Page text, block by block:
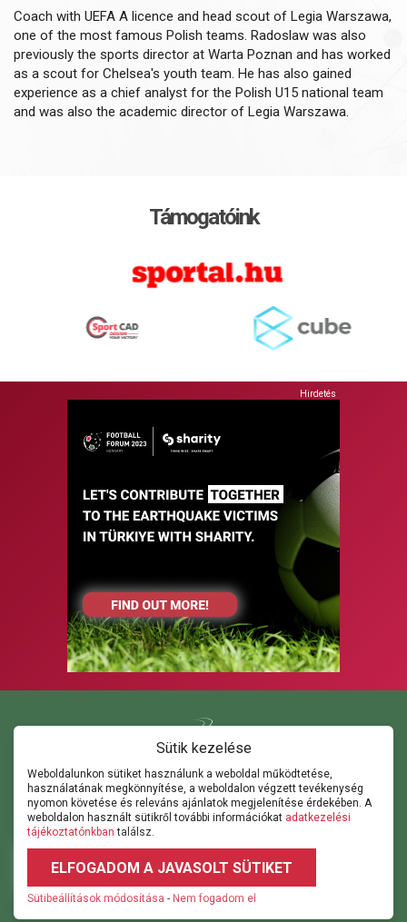
Coach with UEFA A licence and head scout of Legia Warszawa,
one of the most famous Polish teams. Radoslaw was also
previously the sports director at Warta Poznan and has worked
as a scout for Chelsea's youth team. He has also gained
experience as a chief analyst for the Polish U15 national team
and was also the academic director of Legia Warszawa.
Támogatóink
Hirdetés
Kapcsolat
ghorvath@thepathsm.com
gabor@sportandmove.hu
events@thepathsm.com
+36306042182
+36302315308
2026 © 2023.footballforumhungary.hu - Minden jog fenntartva!
Adatvédelem|Impresszum|Sütibeállítások
Sütik kezelése
Weboldalunkon sütiket használunk a weboldal működtetése,
használatának megkönnyítése, a weboldalon végzett tevékenység
nyomon követése és releváns ajánlatok megjelenítése érdekében. A
weboldalon használt sütikről további információkat adatkezelési
tájékoztatónkban találsz.
ELFOGADOM A JAVASOLT SÜTIKET
Sütibeállítások módosítása - Nem fogadom el